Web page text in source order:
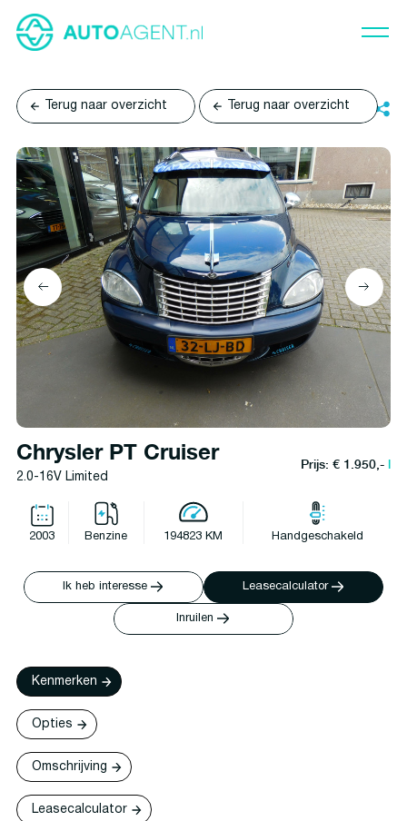
Terug naar overzicht Terug naar overzicht
Chrysler PT Cruiser
2.0-16V Limited
Prijs: € 1.950,-l
2003 Benzine 194823 KM Handgeschakeld
Ik heb interesse Leasecalculator
Inruilen
Kenmerken
Opties
Omschrijving
Leasecalculator